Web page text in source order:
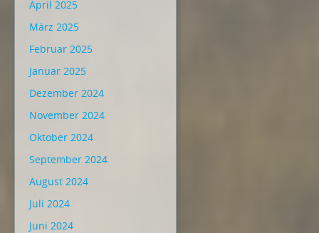
April 2025
März 2025
Februar 2025
Januar 2025
Dezember 2024
November 2024
Oktober 2024
September 2024
August 2024
Juli 2024
Juni 2024